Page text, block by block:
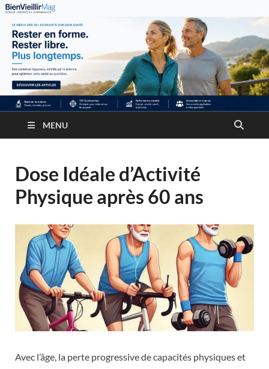
MENU
Dose Idéale d’Activité
Physique après 60 ans
Avec l’âge, la perte progressive de capacités physiques et